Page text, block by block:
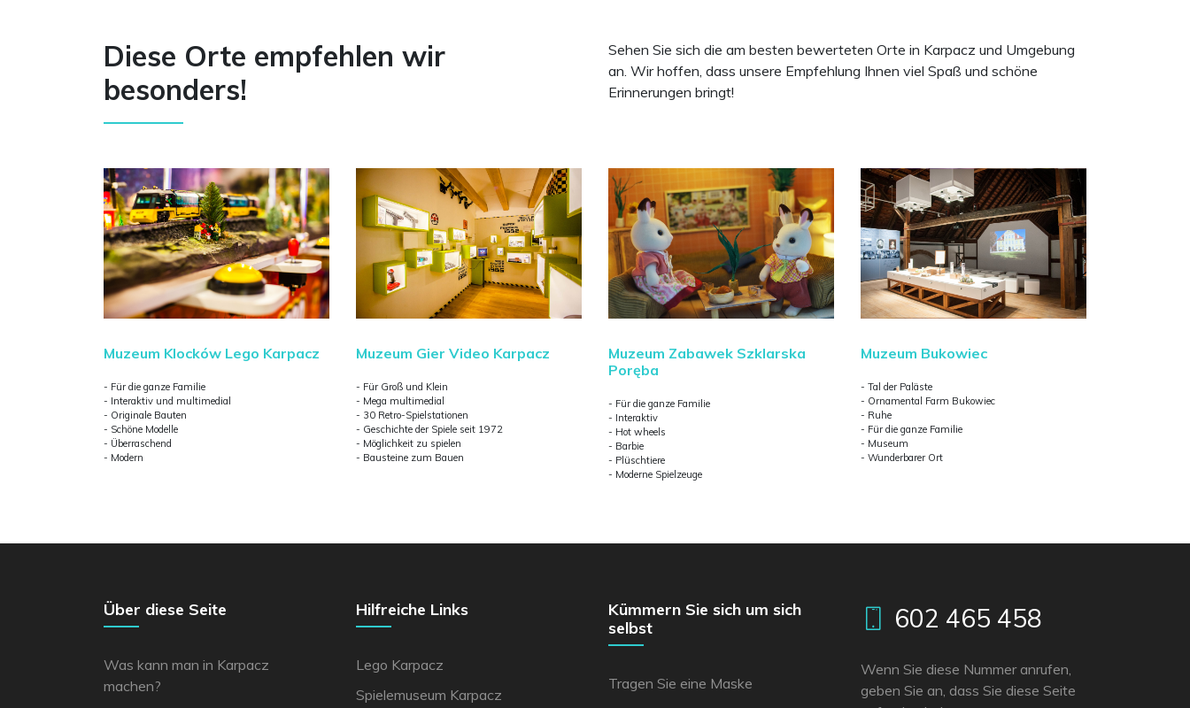
Diese Orte empfehlen wir
besonders!
Sehen Sie sich die am besten bewerteten Orte in Karpacz und Umgebung
an. Wir hoffen, dass unsere Empfehlung Ihnen viel Spaß und schöne
Erinnerungen bringt!
Muzeum Klocków Lego Karpacz
- Für die ganze Familie
- Interaktiv und multimedial
- Originale Bauten
- Schöne Modelle
- Überraschend
- Modern
Muzeum Gier Video Karpacz
- Für Groß und Klein
- Mega multimedial
- 30 Retro-Spielstationen
- Geschichte der Spiele seit 1972
- Möglichkeit zu spielen
- Bausteine zum Bauen
Muzeum Zabawek Szklarska
Poręba
- Für die ganze Familie
- Interaktiv
- Hot wheels
- Barbie
- Plüschtiere
- Moderne Spielzeuge
Muzeum Bukowiec
- Tal der Paläste
- Ornamental Farm Bukowiec
- Ruhe
- Für die ganze Familie
- Museum
- Wunderbarer Ort
Über diese Seite
Was kann man in Karpacz
machen?
Hilfreiche Links
Lego Karpacz
Spielemuseum Karpacz
Kümmern Sie sich um sich
selbst
Tragen Sie eine Maske
602 465 458
Wenn Sie diese Nummer anrufen,
geben Sie an, dass Sie diese Seite